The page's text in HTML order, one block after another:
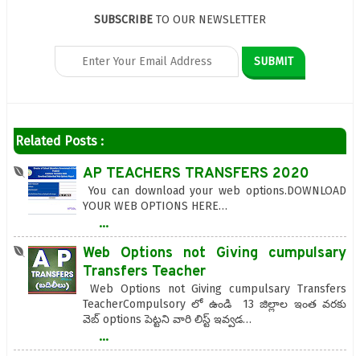
SUBSCRIBE TO OUR NEWSLETTER
Related Posts :
AP TEACHERS TRANSFERS 2020
You can download your web options.DOWNLOAD
YOUR WEB OPTIONS HERE…
...
Web Options not Giving cumpulsary
Transfers Teacher
Web Options not Giving cumpulsary Transfers
TeacherCompulsory లో ఉండి 13 జిల్లాల ఇంత వరకు
వెబ్ options పెట్టని వారి లిస్ట్ ఇవ్వడ…
...